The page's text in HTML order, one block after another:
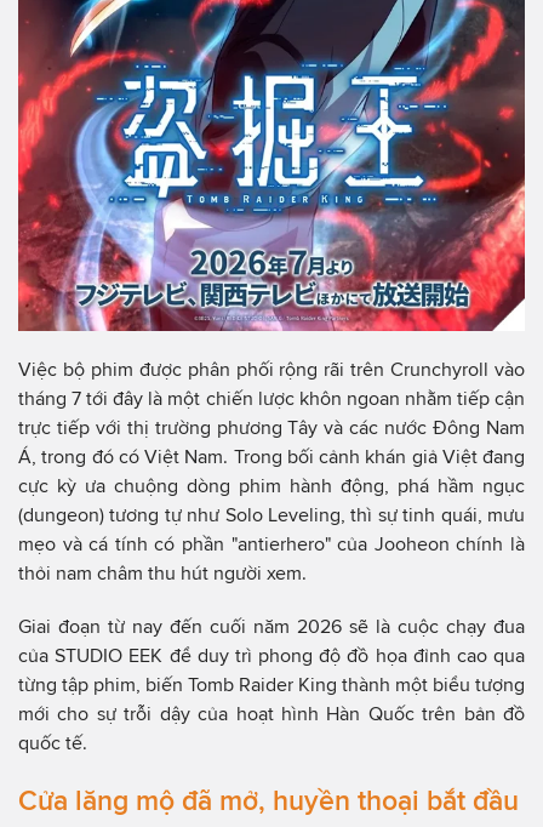
Việc bộ phim được phân phối rộng rãi trên Crunchyroll vào
tháng 7 tới đây là một chiến lược khôn ngoan nhằm tiếp cận
trực tiếp với thị trường phương Tây và các nước Đông Nam
Á, trong đó có Việt Nam. Trong bối cảnh khán giả Việt đang
cực kỳ ưa chuộng dòng phim hành động, phá hầm ngục
(dungeon) tương tự như Solo Leveling, thì sự tinh quái, mưu
mẹo và cá tính có phần "antierhero" của Jooheon chính là
thỏi nam châm thu hút người xem.
Giai đoạn từ nay đến cuối năm 2026 sẽ là cuộc chạy đua
của STUDIO EEK để duy trì phong độ đồ họa đỉnh cao qua
từng tập phim, biến Tomb Raider King thành một biểu tượng
mới cho sự trỗi dậy của hoạt hình Hàn Quốc trên bản đồ
quốc tế.
Cửa lăng mộ đã mở, huyền thoại bắt đầu